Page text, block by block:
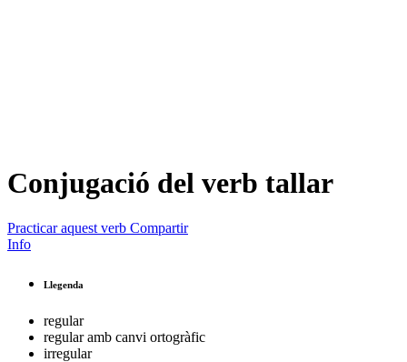
Conjugació del verb tallar
Practicar aquest verb Compartir
Info
Llegenda
regular
regular amb canvi ortogràfic
irregular